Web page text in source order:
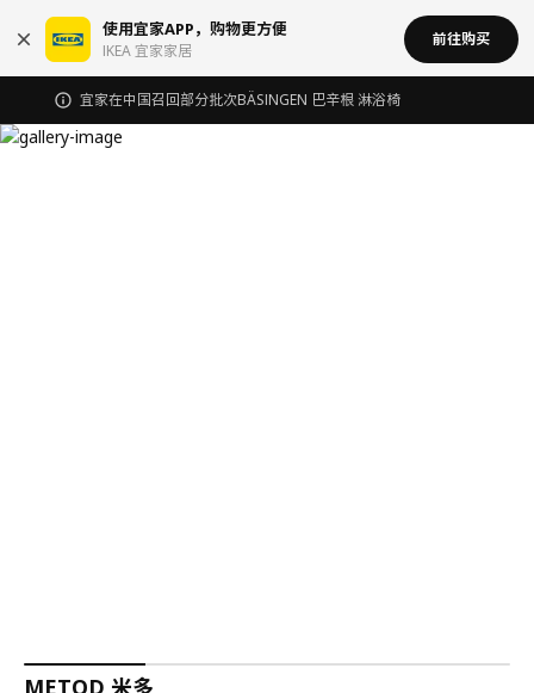
使用宜家APP，购物更方便
IKEA 宜家家居
前往购买
宜家在中国召回部分批次BÄSINGEN 巴辛根 淋浴椅
METOD 米多